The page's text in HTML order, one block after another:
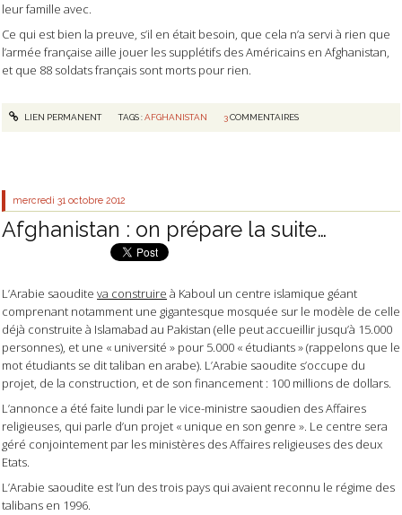
leur famille avec.
Ce qui est bien la preuve, s’il en était besoin, que cela n’a servi à rien que
l’armée française aille jouer les supplétifs des Américains en Afghanistan,
et que 88 soldats français sont morts pour rien.
LIEN PERMANENT TAGS :AFGHANISTAN 3COMMENTAIRES
mercredi 31 octobre 2012
Afghanistan : on prépare la suite…
L’Arabie saoudite va construire à Kaboul un centre islamique géant
comprenant notamment une gigantesque mosquée sur le modèle de celle
déjà construite à Islamabad au Pakistan (elle peut accueillir jusqu’à 15.000
personnes), et une « université » pour 5.000 « étudiants » (rappelons que le
mot étudiants se dit taliban en arabe). L’Arabie saoudite s’occupe du
projet, de la construction, et de son financement : 100 millions de dollars.
L’annonce a été faite lundi par le vice-ministre saoudien des Affaires
religieuses, qui parle d’un projet « unique en son genre ». Le centre sera
géré conjointement par les ministères des Affaires religieuses des deux
Etats.
L’Arabie saoudite est l’un des trois pays qui avaient reconnu le régime des
talibans en 1996.